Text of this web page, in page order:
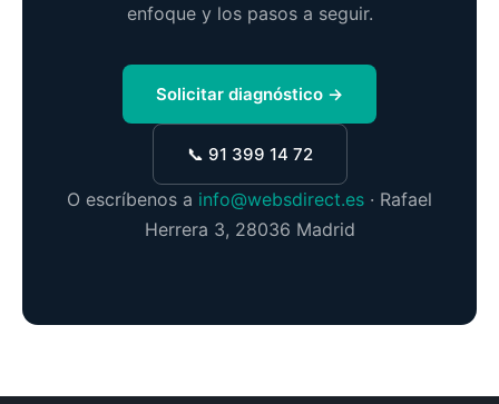
enfoque y los pasos a seguir.
Solicitar diagnóstico →
📞 91 399 14 72
O escríbenos a info@websdirect.es · Rafael
Herrera 3, 28036 Madrid